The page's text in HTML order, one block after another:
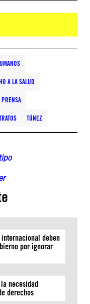
A LA SALUD
TÚNEZ
deben
por ignorar
necesidad
derechos